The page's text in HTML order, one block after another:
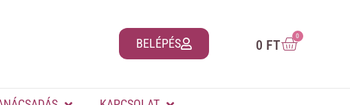
BELÉPÉS 0 FT
0